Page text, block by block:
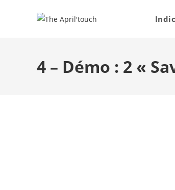
4 – Démo : 2 «